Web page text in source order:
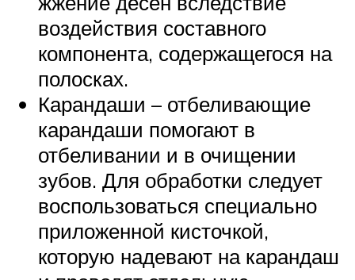
воздействия составного
компонента, содержащегося на
полосках.
Карандаши – отбеливающие
карандаши помогают в
отбеливании и в очищении
зубов. Для обработки следует
воспользоваться специально
приложенной кисточкой,
которую надевают на карандаш